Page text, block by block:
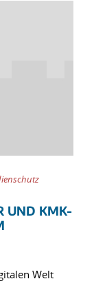
UND KMK-
Welt